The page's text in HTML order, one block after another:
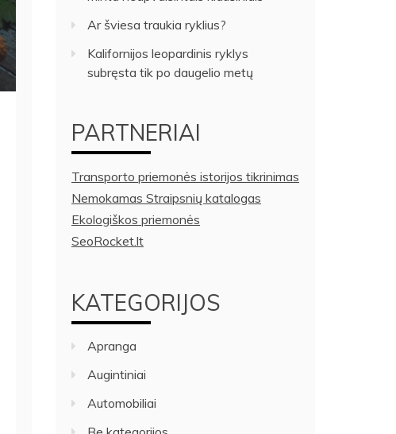
Ar šviesa traukia ryklius?
Kalifornijos leopardinis ryklys
subręsta tik po daugelio metų
PARTNERIAI
Transporto priemonės istorijos tikrinimas
Nemokamas Straipsnių katalogas
Ekologiškos priemonės
SeoRocket.lt
KATEGORIJOS
Apranga
Augintiniai
Automobiliai